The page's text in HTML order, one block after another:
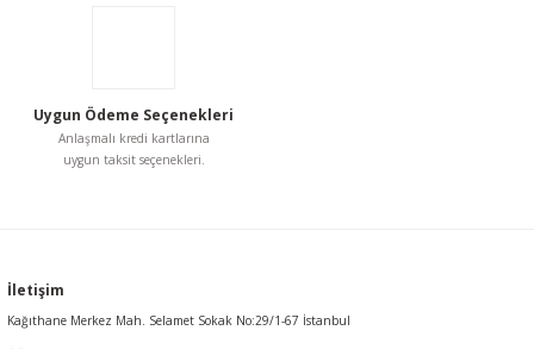
Uygun Ödeme Seçenekleri
Anlaşmalı kredi kartlarına
uygun taksit seçenekleri.
İletişim
Kağıthane Merkez Mah. Selamet Sokak No:29/1-67 İstanbul